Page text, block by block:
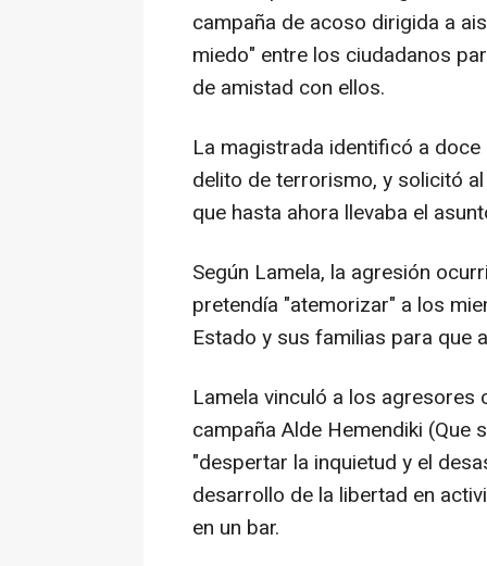
campaña de acoso dirigida a
miedo" entre los ciudadanos
de amistad con ellos.
La magistrada identificó a
delito de terrorismo, y solicitó
que hasta ahora llevaba el
Según Lamela, la agresión
pretendía "atemorizar" a los
Estado y sus familias para que
Lamela vinculó a los
campaña Alde Hemendiki (Que
"despertar la inquietud y el
desarrollo de la libertad en
en un bar.